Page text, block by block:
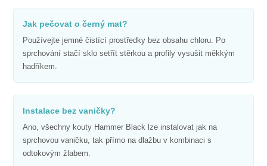
Jak pečovat o černý mat?
Používejte jemné čistící prostředky bez obsahu chloru. Po
sprchování stačí sklo setřít stěrkou a profily vysušit měkkým
hadříkem.
Instalace bez vaničky?
Ano, všechny kouty Hammer Black lze instalovat jak na
sprchovou vaničku, tak přímo na dlažbu v kombinaci s
odtokovým žlabem.